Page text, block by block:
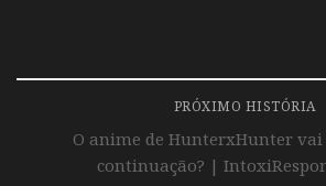
PRÓXIMO HISTÓRIA
O anime de HunterxHunter
continuação? |